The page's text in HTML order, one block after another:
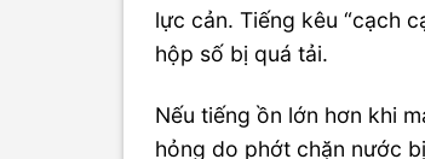
lực cản. Tiếng kêu “cạch
hộp số bị quá tải.
Nếu tiếng ồn lớn hơn khi
hỏng do phớt chặn nước